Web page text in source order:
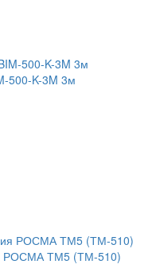
500-K-3M 3м
РОСМА ТМ5 (ТМ-510)